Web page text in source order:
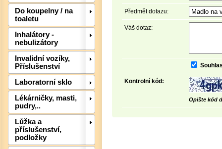
Do koupelny / na
toaletu
Inhalátory -
nebulizátory
Invalidní vozíky,
Příslušenství
Laboratorní sklo
Lékárničky, masti,
pudry,..
Lůžka a
příslušenství,
podložky
Předmět dotazu:
Váš dotaz:
Kontrolní kód:
Opište kód